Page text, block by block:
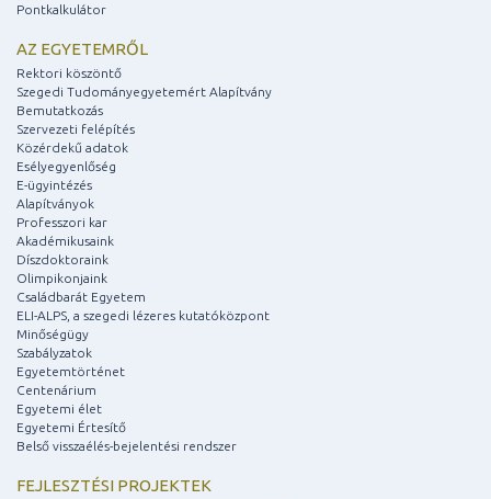
Pontkalkulátor
AZ EGYETEMRŐL
Rektori köszöntő
Szegedi Tudományegyetemért Alapítvány
Bemutatkozás
Szervezeti felépítés
Közérdekű adatok
Esélyegyenlőség
E-ügyintézés
Alapítványok
Professzori kar
Akadémikusaink
Díszdoktoraink
Olimpikonjaink
Családbarát Egyetem
ELI-ALPS, a szegedi lézeres kutatóközpont
Minőségügy
Szabályzatok
Egyetemtörténet
Centenárium
Egyetemi élet
Egyetemi Értesítő
Belső visszaélés-bejelentési rendszer
FEJLESZTÉSI PROJEKTEK